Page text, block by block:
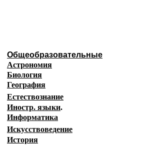
Общеобразовательные
Астрономия
Биология
География
Естествознание
Иностр. языки.
Информатика
Искусствоведение
История